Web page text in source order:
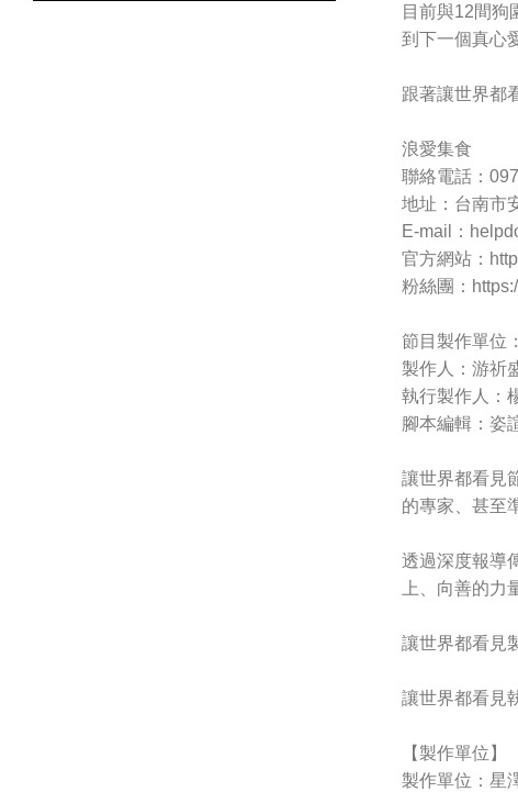
目前與12間狗
到下一個真心
跟著讓世界都
浪愛集食
聯絡電話：
地址：台南市
E-mail：
官方網站：
粉絲團：
節目製作單位
製作人：游祈
執行製作人：
腳本編輯：姿
讓世界都看見
的專家、甚至
透過深度報導
上、向善的力
讓世界都看見
讓世界都看見
【製作單位】
製作單位：星